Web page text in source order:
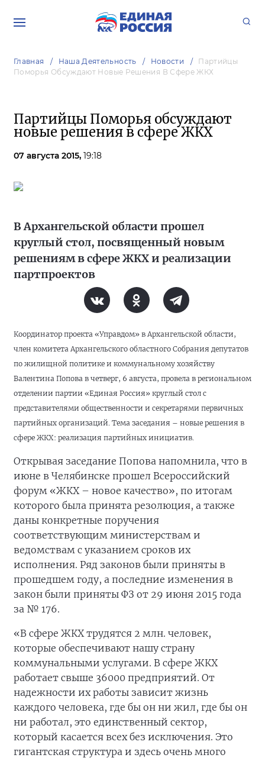
Главная Наша Деятельность Новости
Партийцы
Поморья Обсуждают Новые Решения В Сфере ЖКХ
Партийцы Поморья обсуждают
новые решения в сфере ЖКХ
07 августа 2015, 19:18
В Архангельской области прошел
круглый стол, посвященный новым
решениям в сфере ЖКХ и реализации
партпроектов
Координатор проекта «Управдом» в Архангельской области,
член комитета Архангельского областного Собрания депутатов
по жилищной политике и коммунальному хозяйству
Валентина Попова в четверг, 6 августа, провела в региональном
отделении партии «Единая Россия» круглый стол с
представителями общественности и секретарями первичных
партийных организаций. Тема заседания – новые решения в
сфере ЖКХ: реализация партийных инициатив.
Открывая заседание Попова напомнила, что в
июне в Челябинске прошел Всероссийский
форум «ЖКХ – новое качество», по итогам
которого была принята резолюция, а также
даны конкретные поручения
соответствующим министерствам и
ведомствам с указанием сроков их
исполнения. Ряд законов были приняты в
прошедшем году, а последние изменения в
закон были приняты ФЗ от 29 июня 2015 года
за № 176.
«В сфере ЖКХ трудятся 2 млн. человек,
которые обеспечивают нашу страну
коммунальными услугами. В сфере ЖКХ
работает свыше 36000 предприятий. От
надежности их работы зависит жизнь
каждого человека, где бы он ни жил, где бы он
ни работал, это единственный сектор,
который касается всех без исключения. Это
гигантская структура и здесь очень много